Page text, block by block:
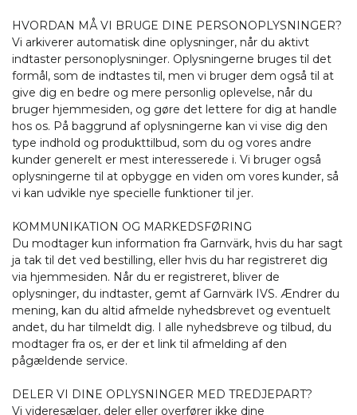
HVORDAN MÅ VI BRUGE DINE PERSONOPLYSNINGER?
Vi arkiverer automatisk dine oplysninger, når du aktivt
indtaster personoplysninger. Oplysningerne bruges til det
formål, som de indtastes til, men vi bruger dem også til at
give dig en bedre og mere personlig oplevelse, når du
bruger hjemmesiden, og gøre det lettere for dig at handle
hos os. På baggrund af oplysningerne kan vi vise dig den
type indhold og produkttilbud, som du og vores andre
kunder generelt er mest interesserede i. Vi bruger også
oplysningerne til at opbygge en viden om vores kunder, så
vi kan udvikle nye specielle funktioner til jer.
KOMMUNIKATION OG MARKEDSFØRING
Du modtager kun information fra Garnvärk, hvis du har sagt
ja tak til det ved bestilling, eller hvis du har registreret dig
via hjemmesiden. Når du er registreret, bliver de
oplysninger, du indtaster, gemt af Garnvärk IVS. Ændrer du
mening, kan du altid afmelde nyhedsbrevet og eventuelt
andet, du har tilmeldt dig. I alle nyhedsbreve og tilbud, du
modtager fra os, er der et link til afmelding af den
pågældende service.
DELER VI DINE OPLYSNINGER MED TREDJEPART?
Vi videresælger, deler eller overfører ikke dine